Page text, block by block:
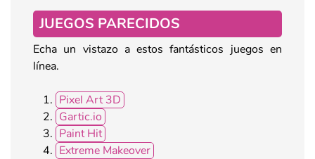
JUEGOS PARECIDOS
Echa un vistazo a estos fantásticos juegos en
línea.
Pixel Art 3D
Gartic.io
Paint Hit
Extreme Makeover